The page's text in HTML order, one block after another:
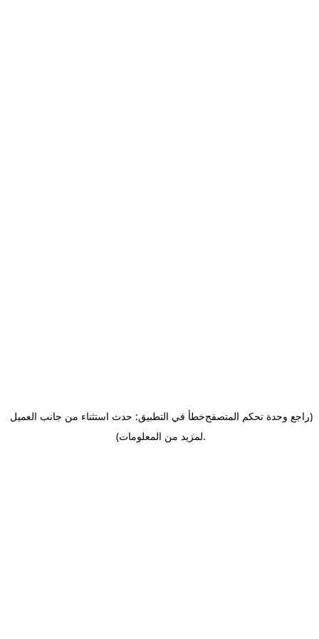
خطأ في التطبيق: حدث استثناء من جانب العميل(راجع وحدة تحكم المتصفح
لمزيد من المعلومات).